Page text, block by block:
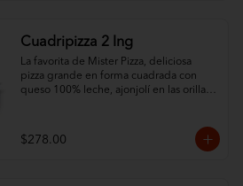
Cuadripizza 2 Ing
La favorita de Mister Pizza, deliciosa
pizza grande en forma cuadrada con
queso 100% leche, ajonjolí en las orillas
$278.00